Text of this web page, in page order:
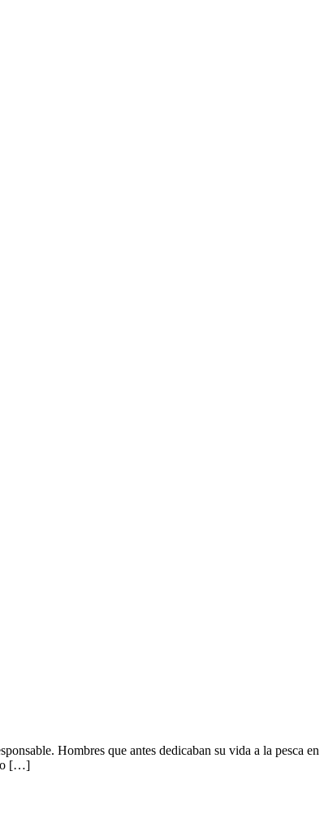
Hombres que antes dedicaban su vida a la pesca en
[…]